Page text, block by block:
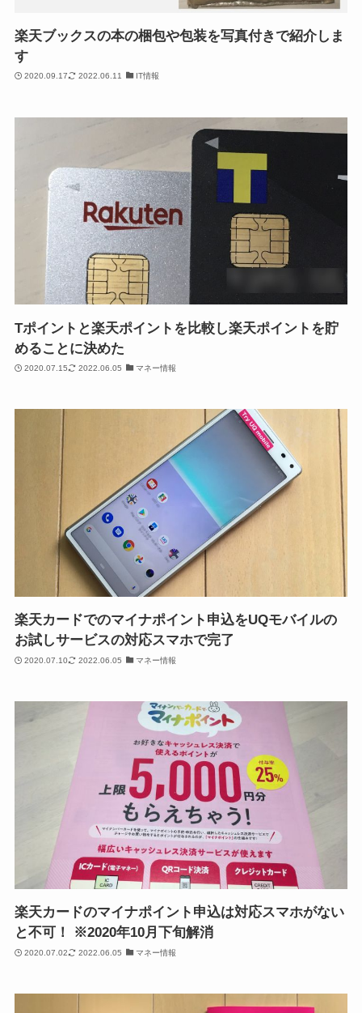
楽天ブックスの本の梱包や包装を写真付きで紹介しま
す
2020.09.17 2022.06.11 IT情報
Tポイントと楽天ポイントを比較し楽天ポイントを貯
めることに決めた
2020.07.15 2022.06.05 マネー情報
楽天カードでのマイナポイント申込をUQモバイルの
お試しサービスの対応スマホで完了
2020.07.10 2022.06.05 マネー情報
楽天カードのマイナポイント申込は対応スマホがない
と不可！ ※2020年10月下旬解消
2020.07.02 2022.06.05 マネー情報